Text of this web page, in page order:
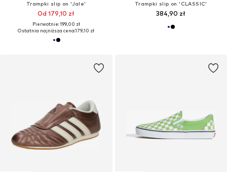
Trampki slip on 'Jale'
Od 179,10 zł
Pierwotnie: 199,00 zł
Ostatnia najniższa cena:179,10 zł
Trampki slip on 'CLASSIC'
384,90 zł